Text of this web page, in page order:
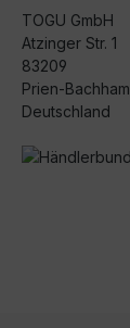
TOGU GmbH
Atzinger Str. 1
83209
Prien-Bachham
Deutschland